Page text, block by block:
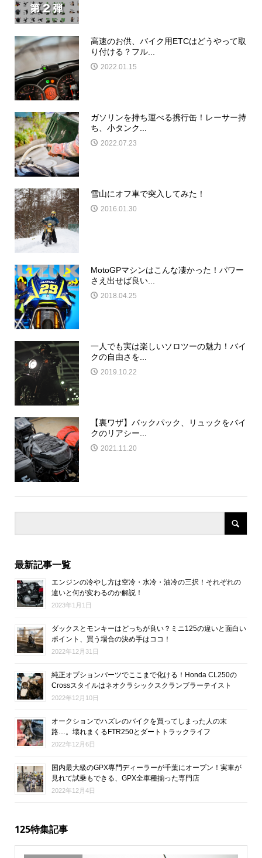
高速のお供、バイク用ETCはどうやって取
り付ける？フル...
2022.01.15
ガソリンを持ち運べる携行缶！レーサー持
ち、小タンク...
2022.07.23
雪山にオフ車で突入してみた！
2016.01.30
MotoGPマシンはこんな凄かった！パワー
さえ出せば良い...
2018.04.25
一人でも実は楽しいソロツーの魅力！バイ
クの自由さを...
2019.10.22
【裏ワザ】バックパック、リュックをバイ
クのリアシー...
2021.11.20
最新記事一覧
エンジンの冷やし方は空冷・水冷・油冷の三択！それぞれの
違いと何が変わるのか解説！
2023年1月1日
ダックスとモンキーはどっちが良い？ミニ125の違いと面白い
ポイント、買う場合の決め手はココ！
2022年12月31日
純正オプションパーツでここまで化ける！Honda CL250の
Crossスタイルはネオクラシックスクランブラーテイスト
2022年12月10日
オークションでハズレのバイクを買ってしまった人の末
路…。壊れまくるFTR250とダートトラックライフ
2022年12月6日
国内最大級のGPX専門ディーラーが千葉にオープン！実車が
見れて試乗もできる、GPX全車種揃った専門店
2022年12月4日
125特集記事